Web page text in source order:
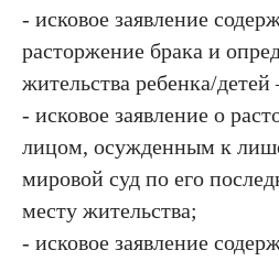
- исковое заявление
расторжение брака и
жительства ребенка/
- исковое заявление о
лицом, осужденным к
мировой суд по его
месту жительства;
- исковое заявление